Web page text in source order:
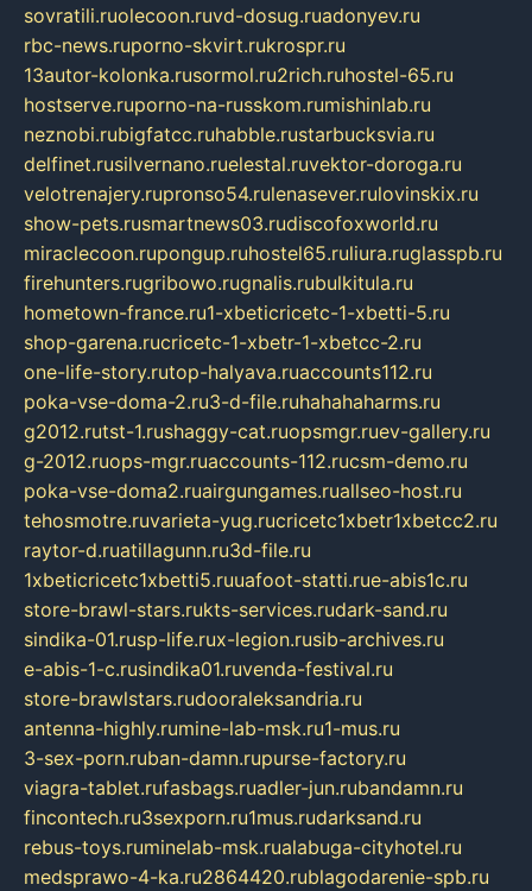
sovratili.ruolecoon.ruvd-dosug.ruadonyev.ru
rbc-news.ruporno-skvirt.rukrospr.ru
13autor-kolonka.rusormol.ru2rich.ruhostel-65.ru
hostserve.ruporno-na-russkom.rumishinlab.ru
neznobi.rubigfatcc.ruhabble.rustarbucksvia.ru
delfinet.rusilvernano.ruelestal.ruvektor-doroga.ru
velotrenajery.rupronso54.rulenasever.rulovinskix.ru
show-pets.rusmartnews03.rudiscofoxworld.ru
miraclecoon.rupongup.ruhostel65.ruliura.ruglasspb.ru
firehunters.rugribowo.rugnalis.rubulkitula.ru
hometown-france.ru1-xbeticricetc-1-xbetti-5.ru
shop-garena.rucricetc-1-xbetr-1-xbetcc-2.ru
one-life-story.rutop-halyava.ruaccounts112.ru
poka-vse-doma-2.ru3-d-file.ruhahahaharms.ru
g2012.rutst-1.rushaggy-cat.ruopsmgr.ruev-gallery.ru
g-2012.ruops-mgr.ruaccounts-112.rucsm-demo.ru
poka-vse-doma2.ruairgungames.ruallseo-host.ru
tehosmotre.ruvarieta-yug.rucricetc1xbetr1xbetcc2.ru
raytor-d.ruatillagunn.ru3d-file.ru
1xbeticricetc1xbetti5.ruuafoot-statti.rue-abis1c.ru
store-brawl-stars.rukts-services.rudark-sand.ru
sindika-01.rusp-life.rux-legion.rusib-archives.ru
e-abis-1-c.rusindika01.ruvenda-festival.ru
store-brawlstars.rudooraleksandria.ru
antenna-highly.rumine-lab-msk.ru1-mus.ru
3-sex-porn.ruban-damn.rupurse-factory.ru
viagra-tablet.rufasbags.ruadler-jun.rubandamn.ru
fincontech.ru3sexporn.ru1mus.rudarksand.ru
rebus-toys.ruminelab-msk.rualabuga-cityhotel.ru
medsprawo-4-ka.ru2864420.rublagodarenie-spb.ru